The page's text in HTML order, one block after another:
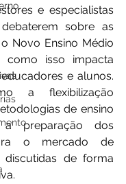
e especialistas
sobre as
Novo Ensino Médio
como isso impacta
e alunos.
a flexibilização
de ensino
preparação dos
o mercado de
de forma